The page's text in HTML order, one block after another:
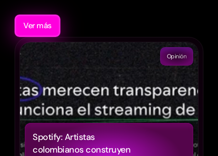
Recomendaciones
Ver más
Spotify: Artistas
colombianos construyen
Opinión